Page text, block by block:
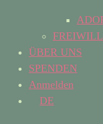
ÜBER UNS
SPENDEN
Anmelden
DE